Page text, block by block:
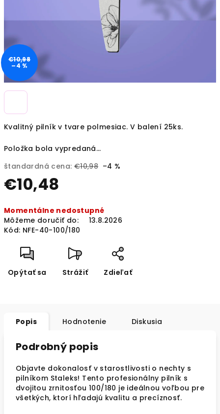
Kvalitný pilník v tvare polmesiac. V balení 25ks.
Položka bola vypredaná…
štandardná cena: €10,98 –4 %
€10,48
cena:
Momentálne nedostupné
Môžeme doručiť do:
13.8.2026
Kód: NFE-40-100/180
Opýtať sa Strážiť Zdieľať
€10,98
–4 %
Popis Hodnotenie Diskusia
Podrobný popis
Objavte dokonalosť v starostlivosti o nechty s
pilníkom Staleks! Tento profesionálny pilník s
dvojitou zrnitosťou 100/180 je ideálnou voľbou pre
všetkých, ktorí hľadajú kvalitu a precíznosť.